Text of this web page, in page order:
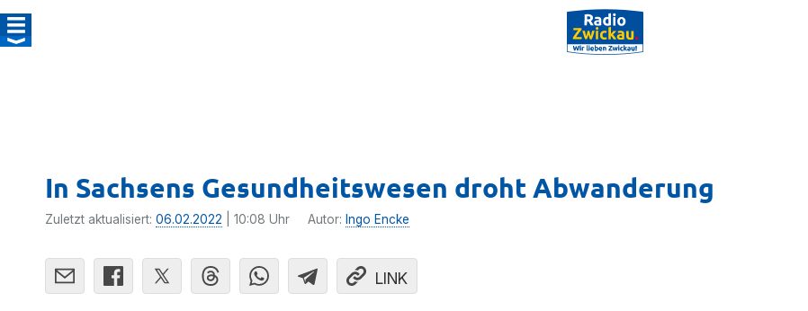
In Sachsens Gesundheitswesen droht Abwanderung
Zuletzt aktualisiert: 06.02.2022 | 10:08 Uhr Autor: Ingo Encke
LINK